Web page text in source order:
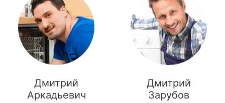
Дмитрий
Аркадьевич
Дмитрий
Зарубов